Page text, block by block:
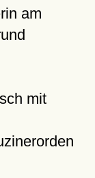
am
mit